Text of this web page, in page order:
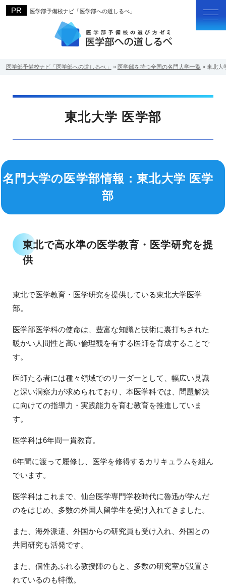
医学部予備校ナビ「医学部への道しるべ」
医学部予備校ナビ「医学部への道しるべ」 » 医学部を持つ全国の名門大学一覧» 東北大
東北大学 医学部
名門大学の医学部情報：東北大学 医学
部
東北で高水準の医学教育・医学研究を提
供
東北で医学教育・医学研究を提供している東北大学医学
部。
医学部医学科の使命は、豊富な知識と技術に裏打ちされた
暖かい人間性と高い倫理観を有する医師を育成することで
す。
医師たる者には種々領域でのリーダーとして、幅広い見識
と深い洞察力が求められており、本医学科では、問題解決
に向けての指導力・実践能力を育む教育を推進していま
す。
医学科は6年間一貫教育。
6年間に渡って履修し、医学を修得するカリキュラムを組ん
でいます。
医学科はこれまで、仙台医学専門学校時代に魯迅が学んだ
のをはじめ、多数の外国人留学生を受け入れてきました。
また、海外派遣、外国からの研究員も受け入れ、外国との
共同研究も活発です。
また、個性あふれる教授陣のもと、多数の研究室が設置さ
れているのも特徴。